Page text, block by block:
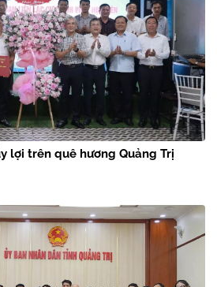
lợi trên quê hương Quảng Trị